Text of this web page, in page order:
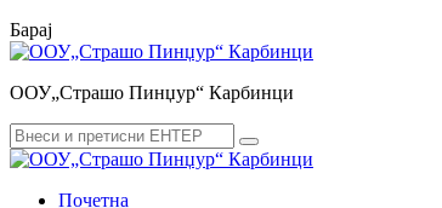
Барај
ООУ„Страшо Пинџур“ Карбинци
Search
for:
Search
Почетна